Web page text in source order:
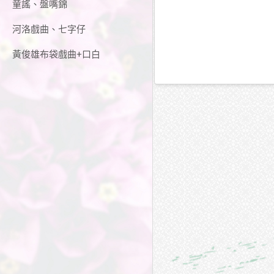
童謠、盤嘴錦
河洛戲曲、七字仔
黃俊雄布袋戲曲+口白